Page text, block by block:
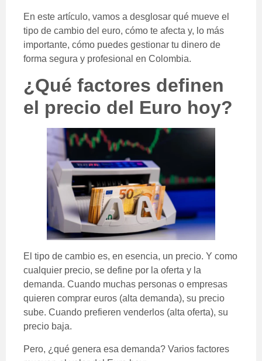
En este artículo, vamos a desglosar qué mueve el
tipo de cambio del euro, cómo te afecta y, lo más
importante, cómo puedes gestionar tu dinero de
forma segura y profesional en Colombia.
¿Qué factores definen
el precio del Euro hoy?
El tipo de cambio es, en esencia, un precio. Y como
cualquier precio, se define por la oferta y la
demanda. Cuando muchas personas o empresas
quieren comprar euros (alta demanda), su precio
sube. Cuando prefieren venderlos (alta oferta), su
precio baja.
Pero, ¿qué genera esa demanda? Varios factores